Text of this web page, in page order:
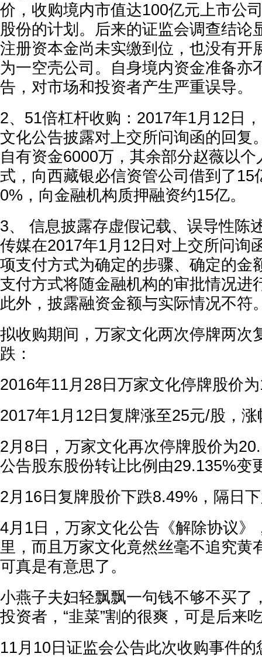
价，收购境内市值达100亿元上市公
股份的计划。后来的证监会调查结论
注册资本金尚未实缴到位，也没有开
为一空壳公司。自身境内资金准备亦
告，对市场和投资者产生严重误导。
2、51倍杠杆收购：2017年1月12日
文化公告披露对上交所问询函的回复
自有资金6000万，其余部分赵薇以
式，向西藏银必信资管公司借到了15
0%，向金融机构质押融资约15亿。
3、 信息披露存虚假记载、误导性陈
传媒在2017年1月12日对上交所问询
项支付方式为确定的步骤、确定的金
支付方式将随金融机构的审批情况进
此外，披露融资金额与实际情况不符
拟收购期间，万家文化两次停牌两次
跌：
2016年11月28日万家文化停牌股价
2017年1月12日复牌涨至25元/股，
2月8日，万家文化再次停牌股价为
公告股东股份转让比例由29.135%变
2月16日复牌股价下跌8.49%，隔日
4月1日，万家文化公告《解除协议》
里，而且万家文化竟然丝毫不追究黄
可真是有意思了。
小燕子夫妇轻飘飘一句钱不够不买了
投资者，“韭菜”割的很爽，可是后来
11月10日证监会公告此次收购事件的